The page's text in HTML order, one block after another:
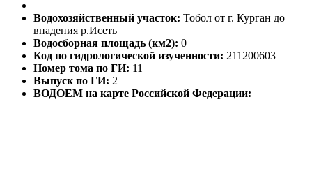
Водохозяйственный участок: Тобол от г. Курган до
впадения р.Исеть
Водосборная площадь (км2): 0
Код по гидрологической изученности: 211200603
Номер тома по ГИ: 11
Выпуск по ГИ: 2
ВОДОЕМ на карте Российской Федерации: